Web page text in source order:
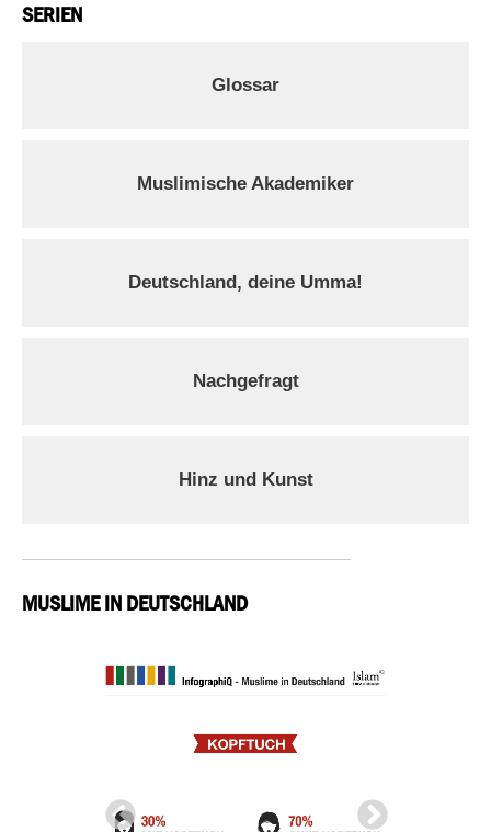
SERIEN
Glossar
Muslimische Akademiker
Deutschland, deine Umma!
Nachgefragt
Hinz und Kunst
MUSLIME IN DEUTSCHLAND